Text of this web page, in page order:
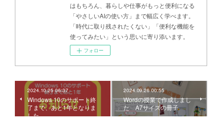
はもちろん、暮らしや仕事がもっと便利になる
「やさしいAIの使い方」まで幅広く学べます。
「時代に取り残されたくない」「便利な機能を
使ってみたい」という思いに寄り添います。
フォロー
2024.10.25 06:37
Windows 10のサポート終
了まで、あと1年となりま
した
2024.09.26 00:55
Wordの授業で作成しまし
た A7サイズの冊子